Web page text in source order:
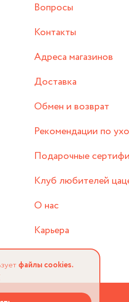
Вопросы
Контакты
Адреса магазинов
Доставка
Обмен и возврат
Рекомендации по
Подарочные
Клуб любителей
О нас
Карьера
файлы cookies.